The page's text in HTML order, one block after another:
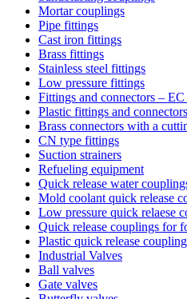
Mortar couplings
Pipe fittings
Cast iron fittings
Brass fittings
Stainless steel fittings
Low pressure fittings
Fittings and connectors –
Plastic fittings and connectors
Brass connectors with a
CN type fittings
Suction strainers
Refueling equipment
Quick release water
Mold coolant quick release
Low pressure quick relaese
Quick release couplings for
Plastic quick release
Industrial Valves
Ball valves
Gate valves